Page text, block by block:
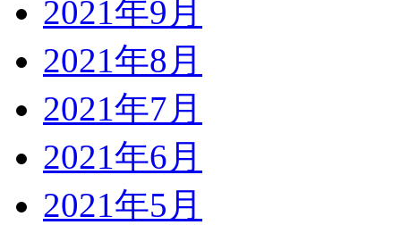
2021年9月
2021年8月
2021年7月
2021年6月
2021年5月